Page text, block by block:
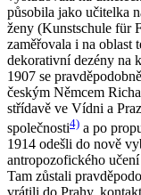
působila jako učitelka
ženy (Kunstschule für
zaměřovala i na oblast
dekorativní dezény na
1907 se
českým Němcem
střídavě ve Vídni a
společnosti4) a po
1914 odešli do nově
antropozofického
Tam zůstali